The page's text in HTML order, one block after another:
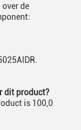
over de
dit product?
is 100,0